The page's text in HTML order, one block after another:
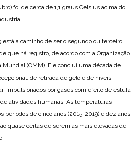
foi de cerca de 1,1 graus Celsius acima do
está a caminho de ser o segundo ou terceiro
que há registro, de acordo com a Organização
Mundial (OMM). Ele conclui uma década de
de retirada de gelo e de níveis
impulsionados por gases com efeito de estufa
atividades humanas. As temperaturas
períodos de cinco anos (2015-2019) e dez anos
quase certas de serem as mais elevadas de